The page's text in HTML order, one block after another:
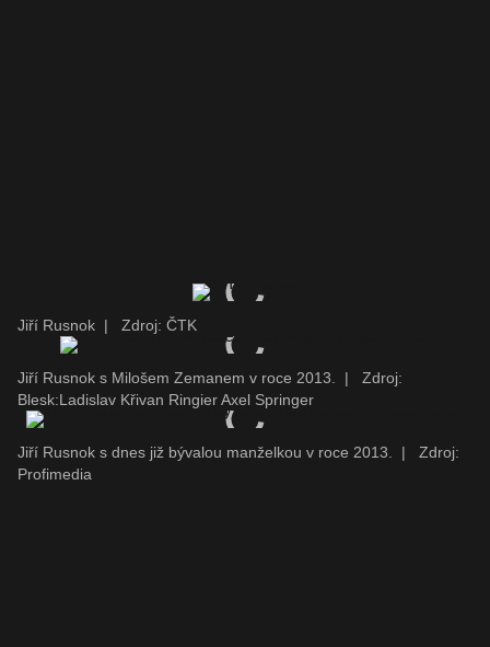
Jiří Rusnok | Zdroj: ČTK
Jiří Rusnok s Milošem Zemanem v roce 2013. |
Zdroj:
Blesk:Ladislav Křivan Ringier Axel Springer
Jiří Rusnok s dnes již bývalou manželkou v roce 2013. |
Zdroj:
Profimedia